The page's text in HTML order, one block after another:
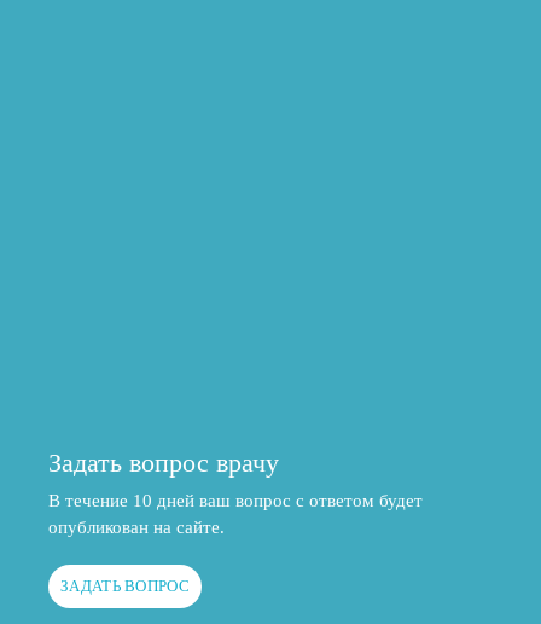
Задать вопрос врачу
В течение 10 дней ваш вопрос с ответом будет
опубликован на сайте.
ЗАДАТЬ ВОПРОС